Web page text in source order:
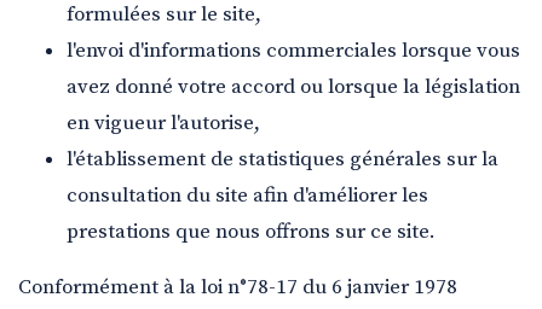
formulées sur le site,
l'envoi d'informations commerciales lorsque vous
avez donné votre accord ou lorsque la législation
en vigueur l'autorise,
l'établissement de statistiques générales sur la
consultation du site afin d'améliorer les
prestations que nous offrons sur ce site.
Conformément à la loi n°78-17 du 6 janvier 1978